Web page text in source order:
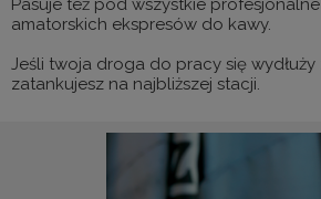
amatorskich ekspresów do kawy.
Jeśli twoja droga do pracy się wydłuży
zatankujesz na najbliższej stacji.